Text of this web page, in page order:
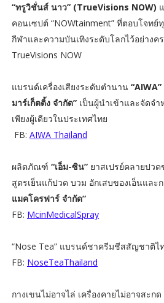
“ทรูวิชั่นส์ นาว” (TrueVisions NOW)
คอนเซปต์ “NOWtainment” ที่ตอบโจท
กีฬาและความบันเทิงระดับโลกไว้อย่างค
TrueVisions NOW
แบรนด์เครื่องเสียงระดับตำนาน “AIWA”
มาร์เก็ตติ้ง จำกัด”เป็นผู้นำเข้าและจัดจำ
เพียงผู้เดียวในประเทศไทย
FB: AIWA Thailand
ผลิตภัณฑ์ “เอ็ม-ซิน” ยาสเปรย์คลายปว
สูตรเย็นแก้ปวด บวม อักเสบของเอ็นและ
แมคโครฟาร์ จำกัด”
FB: McinMedicalSpray
“Nose Tea” แบรนด์ชาครีมชีสสัญชาติไ
FB: NoseTeaThailand
กางเขนไม่อาจไล่ เครื่องคายไม่อาจสะ